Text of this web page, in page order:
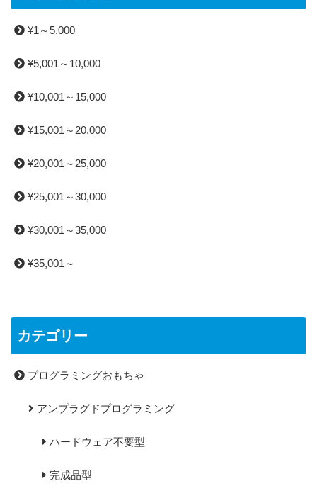
¥1～5,000
¥5,001～10,000
¥10,001～15,000
¥15,001～20,000
¥20,001～25,000
¥25,001～30,000
¥30,001～35,000
¥35,001～
カテゴリー
プログラミングおもちゃ
アンプラグドプログラミング
ハードウェア不要型
完成品型